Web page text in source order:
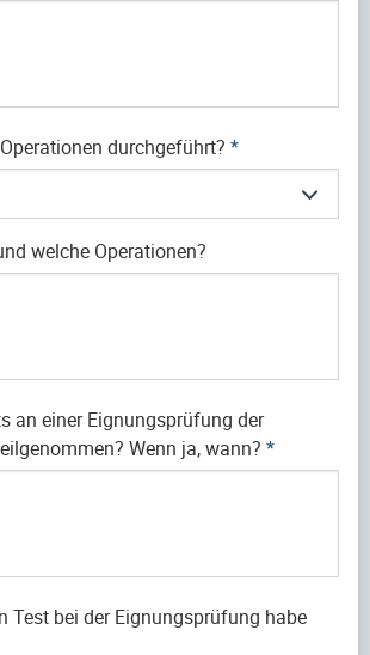
durchgeführt? *
welche Operationen?
an einer Eignungsprüfung der
Wenn ja, wann? *
Test bei der Eignungsprüfung habe